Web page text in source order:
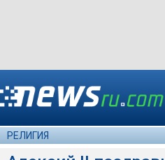
РЕЛИГИЯ